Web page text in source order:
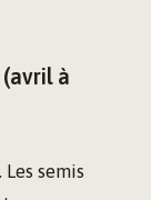
à
semis